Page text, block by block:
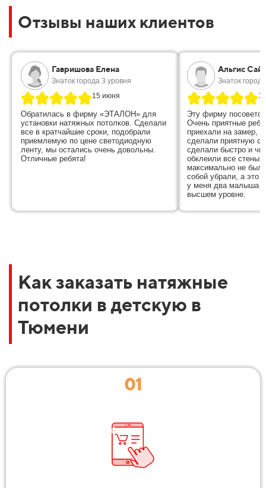
Отзывы наших клиентов
Гавришова Елена
Знаток города 3 уровня
15 июня
Обратилась в фирму «ЭТАЛОН» для
установки натяжных потолков. Сделали
все в кратчайшие сроки, подобрали
приемлемую по цене светодиодную
ленту, мы остались очень довольны.
Отличные ребята!
Альгис
Знаток
Эту фирму
Очень приятные
приехали на замер,
сделали приятную
сделали быстро и
обклеили все стены
максимально не
собой убрали, а это
у меня два малыша ,
высшем уровне.
Как заказать натяжные
потолки в детскую в
Тюмени
01